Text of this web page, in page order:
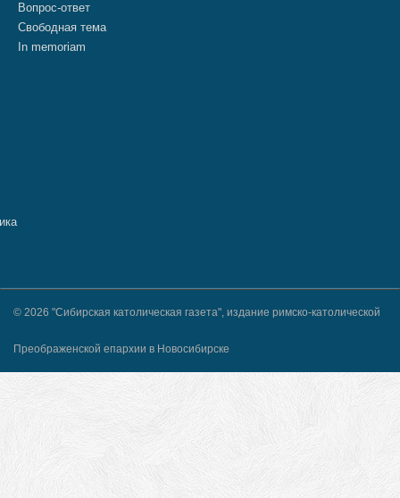
Вопрос-ответ
Свободная тема
In memoriam
© 2026 "Сибирская католическая газета", издание римско-католической
Преображенской епархии в Новосибирске